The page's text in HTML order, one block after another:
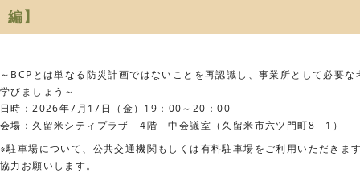
編】
～ BCP とは単なる防災計画ではないことを再認識し、事業所として必要な
学びましょう～
日時：2026年7 月 17 日（金） 19 ： 00～ 20 ：00
会場：久留米シティプラザ4階 中会議室（久留米市六ツ門町8 － 1 ）
※駐車場について、公共交通機関もしくは有料駐車場をご利用いただきま
協力お願いします。